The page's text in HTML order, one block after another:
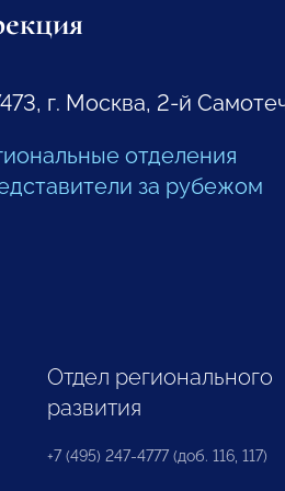
г. Москва, 2-й
отделения
за рубежом
Отдел регионального
развития
+7 (495) 247-4777 (доб. 116, 117)